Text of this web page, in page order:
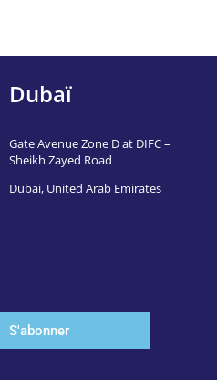
Dubaï
Gate Avenue Zone D at DIFC –
Sheikh Zayed Road
Dubai, United Arab Emirates
S'abonner